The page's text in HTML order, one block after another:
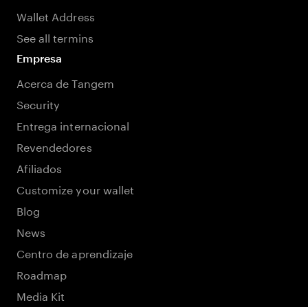
Wallet Address
See all termins
Empresa
Acerca de Tangem
Security
Entrega internacional
Revendedores
Afiliados
Customize your wallet
Blog
News
Centro de aprendizaje
Roadmap
Media Kit